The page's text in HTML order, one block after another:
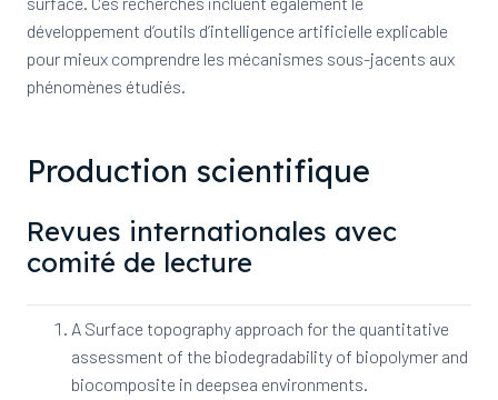
développement d’outils d’intelligence artificielle explicable
pour mieux comprendre les mécanismes sous-jacents aux
phénomènes étudiés.
Production scientifique
Revues internationales avec
comité de lecture
A Surface topography approach for the quantitative
assessment of the biodegradability of biopolymer and
biocomposite in deepsea environments.